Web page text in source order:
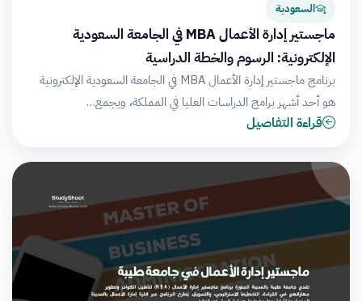
السعودية
ماجستير إدارة الأعمال MBA في الجامعة السعودية
الإلكترونية: الرسوم والخطة الدراسية
برنامج ماجستير إدارة الأعمال MBA في الجامعة السعودية الإلكترونية
هو أحد أشهر برامج الدراسات العليا في المملكة، ويجمع…
قراءة التفاصيل